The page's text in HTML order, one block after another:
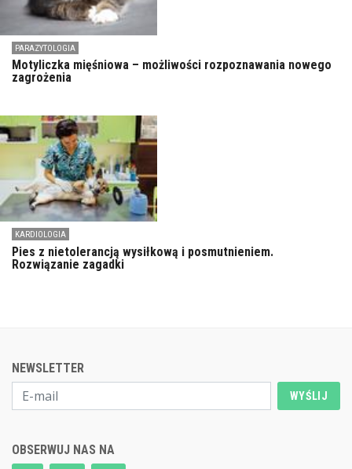
PARAZYTOLOGIA
Motyliczka mięśniowa – możliwości rozpoznawania nowego
zagrożenia
KARDIOLOGIA
Pies z nietolerancją wysiłkową i posmutnieniem.
Rozwiązanie zagadki
NEWSLETTER
WYŚLIJ
OBSERWUJ NAS NA